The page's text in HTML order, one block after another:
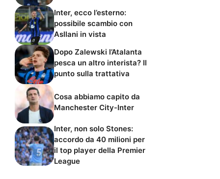
Inter, ecco l’esterno:
possibile scambio con
Asllani in vista
Dopo Zalewski l’Atalanta
pesca un altro interista? Il
punto sulla trattativa
Cosa abbiamo capito da
Manchester City-Inter
Inter, non solo Stones:
accordo da 40 milioni per
il top player della Premier
League